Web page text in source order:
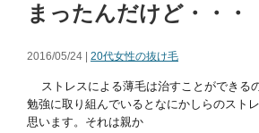
まったんだけど・・・
2016/05/24 | 20代女性の抜け毛
ストレスによる薄毛は治すことができる
勉強に取り組んでいるとなにかしらのスト
思います。それは親か